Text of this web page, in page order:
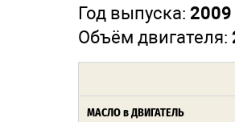
Год выпуска:
Объём двигателя:
МАСЛО в ДВИГАТЕЛЬ